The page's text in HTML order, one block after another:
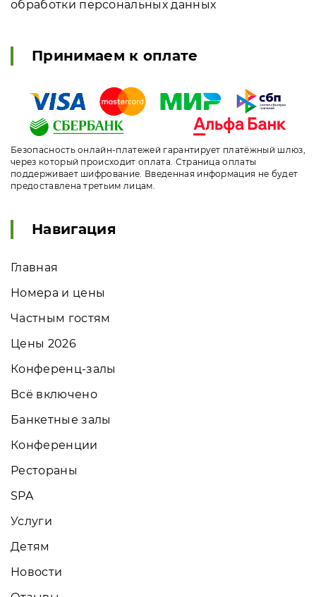
обработки персональных данных
Принимаем к оплате
Безопасность онлайн-платежей гарантирует платёжный шлюз,
через который происходит оплата. Страница оплаты
поддерживает шифрование. Введенная информация не будет
предоставлена третьим лицам.
Навигация
Главная
Номера и цены
Частным гостям
Цены 2026
Конференц-залы
Всё включено
Банкетные залы
Конференции
Рестораны
SPA
Услуги
Детям
Новости